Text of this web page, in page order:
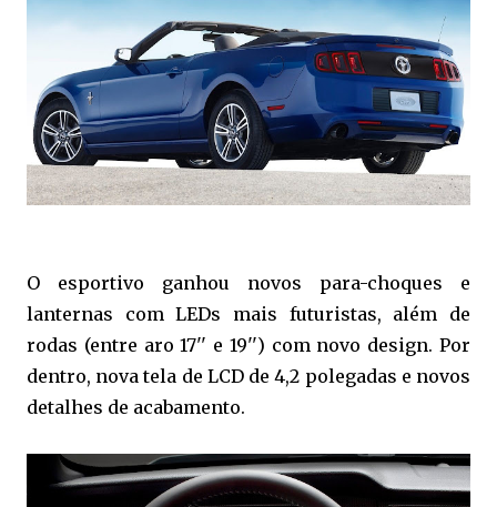
O esportivo ganhou novos para-choques e
lanternas com LEDs mais futuristas, além de
rodas (entre aro 17'' e 19'') com novo design. Por
dentro, nova tela de LCD de 4,2 polegadas e novos
detalhes de acabamento.